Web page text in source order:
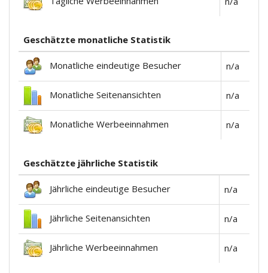
Geschätzte monatliche Statistik
Monatliche eindeutige Besucher n/a
Monatliche Seitenansichten n/a
Monatliche Werbeeinnahmen n/a
Geschätzte jährliche Statistik
Jährliche eindeutige Besucher n/a
Jährliche Seitenansichten n/a
Jährliche Werbeeinnahmen n/a